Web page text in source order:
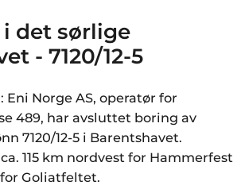
det sørlige
- 7120/12-5
Eni Norge AS, operatør for
489, har avsluttet boring av
7120/12-5 i Barentshavet.
115 km nordvest for Hammerfest
Goliatfeltet.